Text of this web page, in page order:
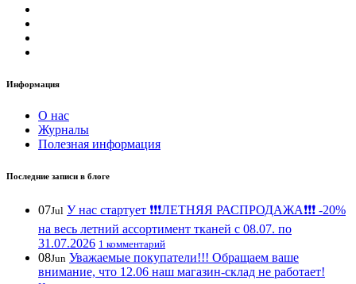
Информация
О нас
Журналы
Полезная информация
Последние записи в блоге
07Jul У нас стартует ❗️❗️❗️ЛЕТНЯЯ РАСПРОДАЖА❗️❗️❗️ -20%
на весь летний ассортимент тканей с 08.07. по
31.07.2026 1 комментарий
08Jun Уважаемые покупатели!!! Обращаем ваше
внимание, что 12.06 наш магазин-склад не работает!